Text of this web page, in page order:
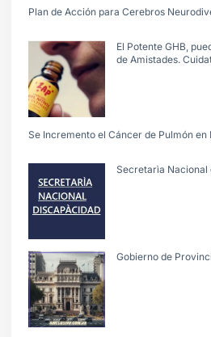
Plan de Acción para Cerebros
El Potente GHB,
de Amistades.
Se Incremento el Cáncer de Pulmón en
Secretarìa Nacional
Gobierno de